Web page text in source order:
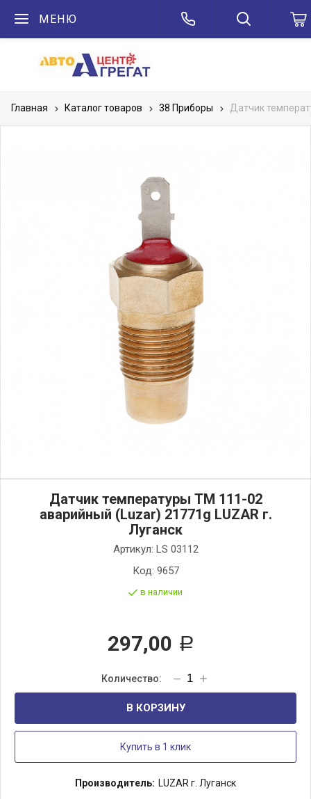
МЕНЮ
Главная Каталог товаров 38 Приборы Датчик
Датчик температуры ТМ 111-02
аварийный (Luzar) 21771g LUZAR г.
Луганск
Артикул: LS 03112
Код: 9657
в наличии
297,00 Р
В КОРЗИНУ
Купить в 1 клик
Производитель: LUZAR г. Луганск